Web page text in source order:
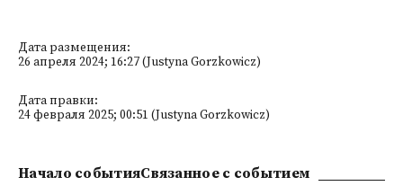
Дата размещения:
26 апреля 2024; 16:27 (Justyna Gorzkowicz)
Дата правки:
24 февраля 2025; 00:51 (Justyna Gorzkowicz)
Начало событияСвязанное с событием